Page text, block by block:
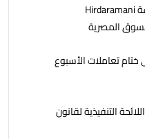
رئيس هيئة الاستثمار يبحث مع مجموعة Hirdaramani
التنفيذية لقانون